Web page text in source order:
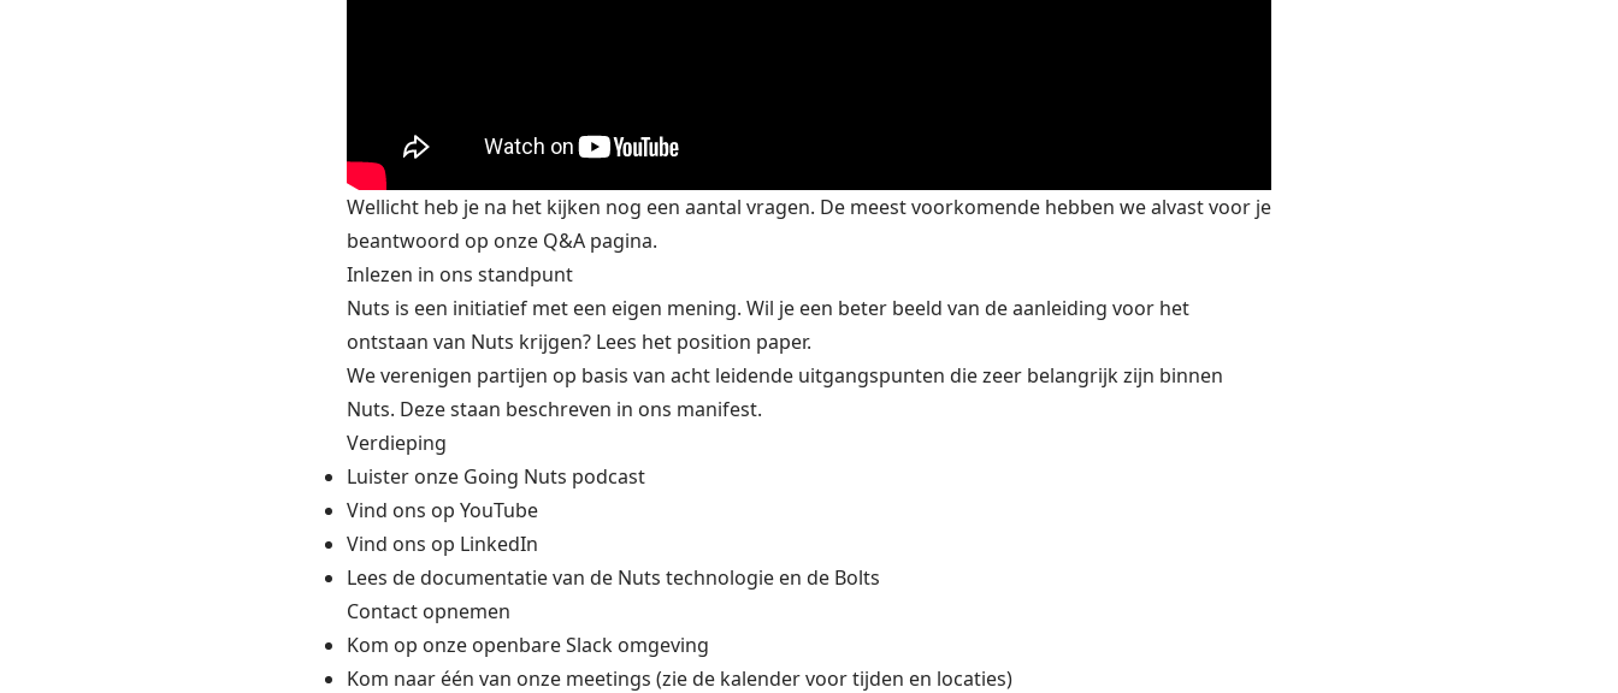
Wellicht heb je na het kijken nog een aantal vragen. De meest voorkomende hebben we alvast voor je
beantwoord op onze Q&A pagina.
Inlezen in ons standpunt
Nuts is een initiatief met een eigen mening. Wil je een beter beeld van de aanleiding voor het
ontstaan van Nuts krijgen? Lees het position paper.
We verenigen partijen op basis van acht leidende uitgangspunten die zeer belangrijk zijn binnen
Nuts. Deze staan beschreven in ons manifest.
Verdieping
Luister onze Going Nuts podcast
Vind ons op YouTube
Vind ons op LinkedIn
Lees dedocumentatievan de Nuts technologie en de Bolts
Contact opnemen
Kom op onze openbare Slack omgeving
Kom naar één van onze meetings (zie de kalendervoor tijden en locaties)